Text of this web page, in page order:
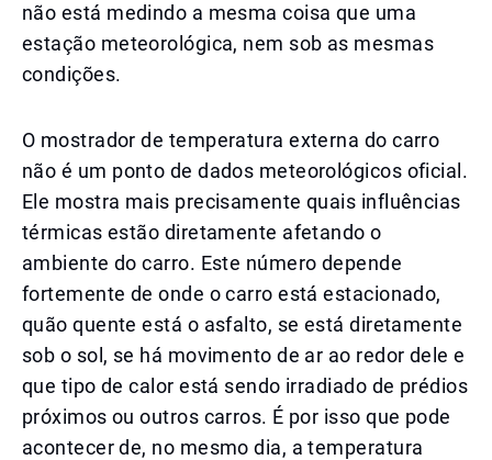
não está medindo a mesma coisa que uma
estação meteorológica, nem sob as mesmas
condições.
O mostrador de temperatura externa do carro
não é um ponto de dados meteorológicos oficial.
Ele mostra mais precisamente quais influências
térmicas estão diretamente afetando o
ambiente do carro. Este número depende
fortemente de onde o carro está estacionado,
quão quente está o asfalto, se está diretamente
sob o sol, se há movimento de ar ao redor dele e
que tipo de calor está sendo irradiado de prédios
próximos ou outros carros. É por isso que pode
acontecer de, no mesmo dia, a temperatura